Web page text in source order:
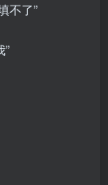
不了”
”